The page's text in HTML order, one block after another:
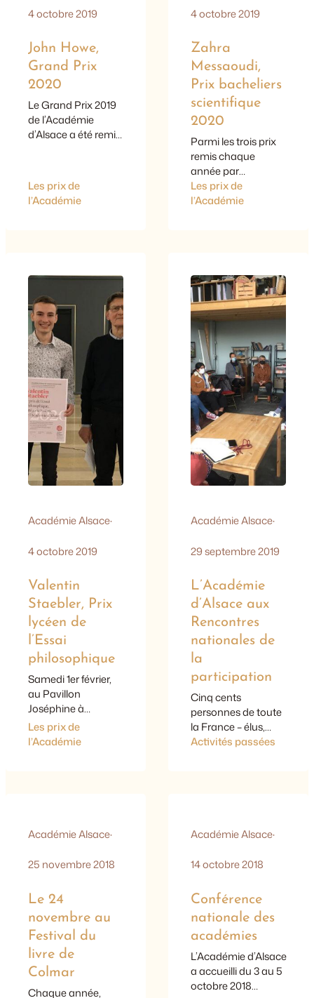
4 octobre 2019
John Howe,
Grand Prix
2020
Le Grand Prix 2019
de l’Académie
d’Alsace a été remis
Riess, maire de
Strasbourg.
Les prix de
l’Académie
4 octobre 2019
Zahra
Messaoudi,
Prix bacheliers
scientifique
2020
Parmi les trois prix
remis chaque
année par
l’Académie d’Alsace
à de jeunes
décerné le 20
janvier à Zahra
Messaoudi. Elève
du lycée Henri-
Meck de Molsheim,
elle a obtenu en juin
2019 la note de
20/20 à l’épreuve du
bac scientifique et
la mention très
bien…
Les prix de
l’Académie
Académie Alsace·
4 octobre 2019
Valentin
Staebler, Prix
lycéen de
l’Essai
philosophique
Samedi 1er février,
au Pavillon
Joséphine à
Strasbourg, dans le
cadre d’un «
catégorie lycéen, a
été remis à Valentin
lycée André-
Bischwiller. Initié en
2007 par notre
ancien président,
Bernard Pierrat, ce
prix de l’Académie
d’Alsace a été
redéfini…
Les prix de
l’Académie
Académie Alsace·
29 septembre 2019
L’Académie
d’Alsace aux
Rencontres
nationales de
la
participation
Cinq cents
personnes de toute
la France – élus,
experts,
innombrables
démocratie
les locaux du
Motoco, une friche
industrielle DMC
magnifiquement
requalifiée. Comme
une réponse
(partielle) à la crise
de la démocratie ?
Activités passées
Académie Alsace·
25 novembre 2018
Le 24
novembre au
Festival du
livre de
Colmar
Chaque année,
Académie Alsace·
14 octobre 2018
Conférence
nationale des
académies
L’Académie d’Alsace
a accueilli du 3 au 5
octobre 2018